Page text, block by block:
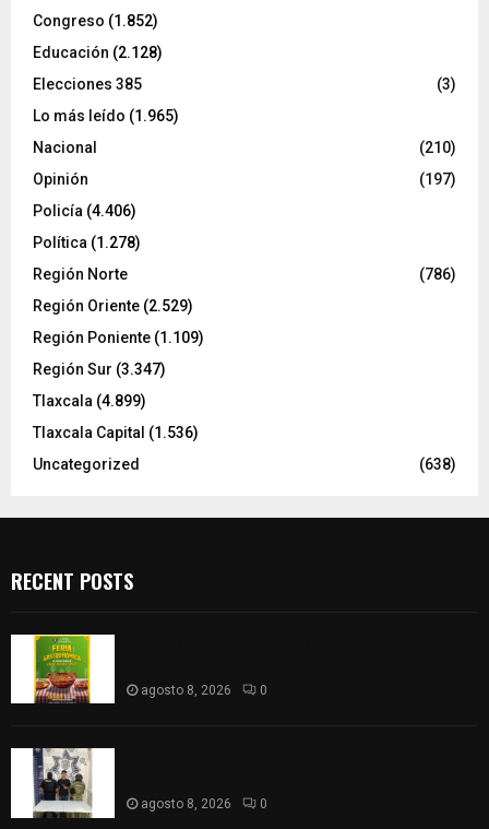
Congreso (1.852)
Educación (2.128)
Elecciones 385
(3)
Lo más leído (1.965)
Nacional
(210)
Opinión
(197)
Policía (4.406)
Política (1.278)
Región Norte
(786)
Región Oriente (2.529)
Región Poniente (1.109)
Región Sur (3.347)
Tlaxcala (4.899)
Tlaxcala Capital (1.536)
Uncategorized
(638)
RECENT POSTS
agosto 8, 2026 0
agosto 8, 2026 0